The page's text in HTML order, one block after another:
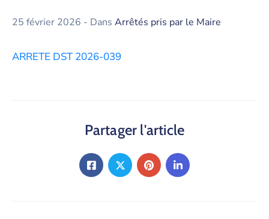
25 février 2026 - Dans Arrêtés pris par le Maire
ARRETE DST 2026-039
Partager l'article